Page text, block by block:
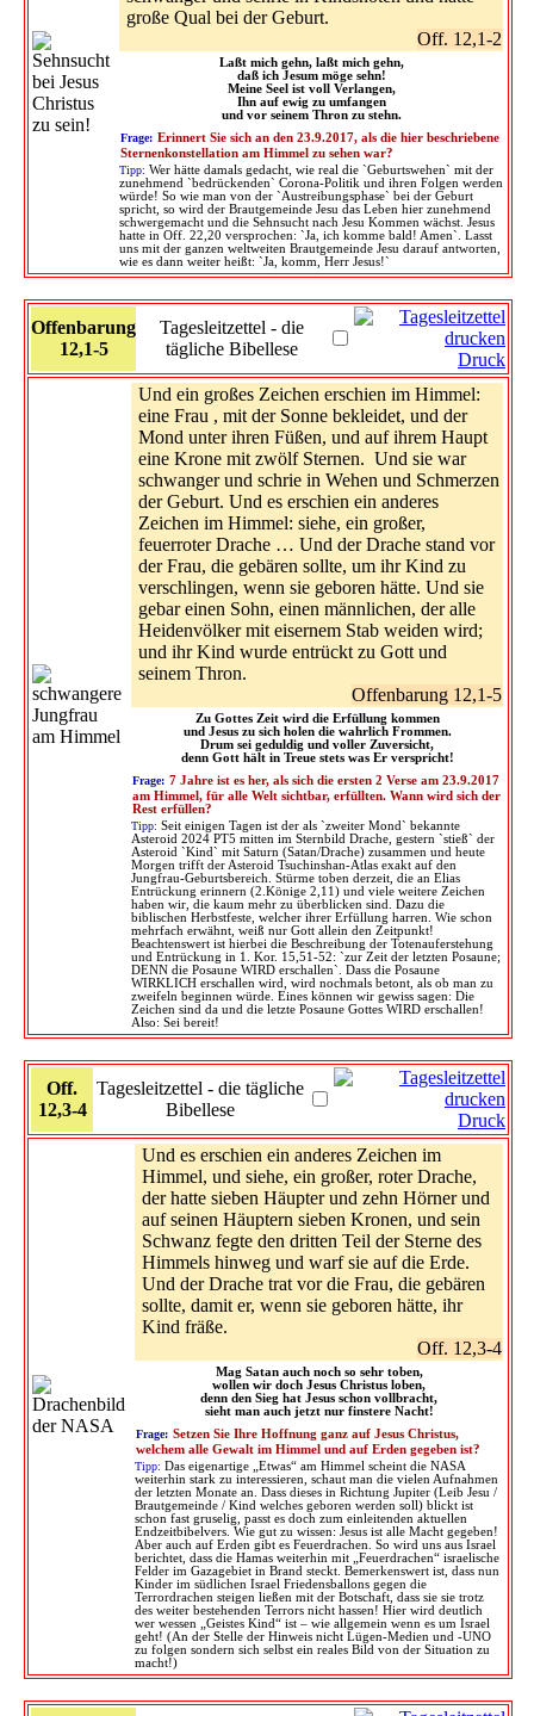
große Qual bei der Geburt.
Off. 12,1-2
Laßt mich gehn, laßt mich gehn,
daß ich Jesum möge sehn!
Meine Seel ist voll Verlangen,
Ihn auf ewig zu umfangen
und vor seinem Thron zu stehn.
Frage: Erinnert Sie sich an den 23.9.2017, als die hier beschriebene
Sternenkonstellation am Himmel zu sehen war?
Tipp: Wer hätte damals gedacht, wie real die `Geburtswehen` mit der
zunehmend `bedrückenden` Corona-Politik und ihren Folgen werden
würde! So wie man von der `Austreibungsphase` bei der Geburt
spricht, so wird der Brautgemeinde Jesu das Leben hier zunehmend
schwergemacht und die Sehnsucht nach Jesu Kommen wächst. Jesus
hatte in Off. 22,20 versprochen: `Ja, ich komme bald! Amen`. Lasst
uns mit der ganzen weltweiten Brautgemeinde Jesu darauf antworten,
wie es dann weiter heißt: `Ja, komm, Herr Jesus!`
Offenbarung
12,1-5
Tagesleitzettel - die
tägliche Bibellese
Druck
Und ein großes Zeichen erschien im Himmel:
eine Frau , mit der Sonne bekleidet, und der
Mond unter ihren Füßen, und auf ihrem Haupt
eine Krone mit zwölf Sternen. Und sie war
schwanger und schrie in Wehen und Schmerzen
der Geburt. Und es erschien ein anderes
Zeichen im Himmel: siehe, ein großer,
feuerroter Drache … Und der Drache stand vor
der Frau, die gebären sollte, um ihr Kind zu
verschlingen, wenn sie geboren hätte. Und sie
gebar einen Sohn, einen männlichen, der alle
Heidenvölker mit eisernem Stab weiden wird;
und ihr Kind wurde entrückt zu Gott und
seinem Thron.
Offenbarung 12,1-5
Zu Gottes Zeit wird die Erfüllung kommen
und Jesus zu sich holen die wahrlich Frommen.
Drum sei geduldig und voller Zuversicht,
denn Gott hält in Treue stets was Er verspricht!
Frage: 7 Jahre ist es her, als sich die ersten 2 Verse am 23.9.2017
am Himmel, für alle Welt sichtbar, erfüllten. Wann wird sich der
Rest erfüllen?
Tipp: Seit einigen Tagen ist der als `zweiter Mond` bekannte
Asteroid 2024 PT5 mitten im Sternbild Drache, gestern `stieß` der
Asteroid `Kind` mit Saturn (Satan/Drache) zusammen und heute
Morgen trifft der Asteroid Tsuchinshan-Atlas exakt auf den
Jungfrau-Geburtsbereich. Stürme toben derzeit, die an Elias
Entrückung erinnern (2.Könige 2,11) und viele weitere Zeichen
haben wir, die kaum mehr zu überblicken sind. Dazu die
biblischen Herbstfeste, welcher ihrer Erfüllung harren. Wie schon
mehrfach erwähnt, weiß nur Gott allein den Zeitpunkt!
Beachtenswert ist hierbei die Beschreibung der Totenauferstehung
und Entrückung in 1. Kor. 15,51-52: `zur Zeit der letzten Posaune;
DENN die Posaune WIRD erschallen`. Dass die Posaune
WIRKLICH erschallen wird, wird nochmals betont, als ob man zu
zweifeln beginnen würde. Eines können wir gewiss sagen: Die
Zeichen sind da und die letzte Posaune Gottes WIRD erschallen!
Also: Sei bereit!
Off.
12,3-4
Tagesleitzettel - die tägliche
Bibellese
Druck
Und es erschien ein anderes Zeichen im
Himmel, und siehe, ein großer, roter Drache,
der hatte sieben Häupter und zehn Hörner und
auf seinen Häuptern sieben Kronen, und sein
Schwanz fegte den dritten Teil der Sterne des
Himmels hinweg und warf sie auf die Erde.
Und der Drache trat vor die Frau, die gebären
sollte, damit er, wenn sie geboren hätte, ihr
Kind fräße.
Off. 12,3-4
Mag Satan auch noch so sehr toben,
wollen wir doch Jesus Christus loben,
denn den Sieg hat Jesus schon vollbracht,
sieht man auch jetzt nur finstere Nacht!
Frage: Setzen Sie Ihre Hoffnung ganz auf Jesus Christus,
welchem alle Gewalt im Himmel und auf Erden gegeben ist?
Tipp: Das eigenartige „Etwas“ am Himmel scheint die NASA
weiterhin stark zu interessieren, schaut man die vielen Aufnahmen
der letzten Monate an. Dass dieses in Richtung Jupiter (Leib Jesu /
Brautgemeinde / Kind welches geboren werden soll) blickt ist
schon fast gruselig, passt es doch zum einleitenden aktuellen
Endzeitbibelvers. Wie gut zu wissen: Jesus ist alle Macht gegeben!
Aber auch auf Erden gibt es Feuerdrachen. So wird uns aus Israel
berichtet, dass die Hamas weiterhin mit „Feuerdrachen“ israelische
Felder im Gazagebiet in Brand steckt. Bemerkenswert ist, dass nun
Kinder im südlichen Israel Friedensballons gegen die
Terrordrachen steigen ließen mit der Botschaft, dass sie sie trotz
des weiter bestehenden Terrors nicht hassen! Hier wird deutlich
wer wessen „Geistes Kind“ ist – wie allgemein wenn es um Israel
geht! (An der Stelle der Hinweis nicht Lügen-Medien und -UNO
zu folgen sondern sich selbst ein reales Bild von der Situation zu
macht!)